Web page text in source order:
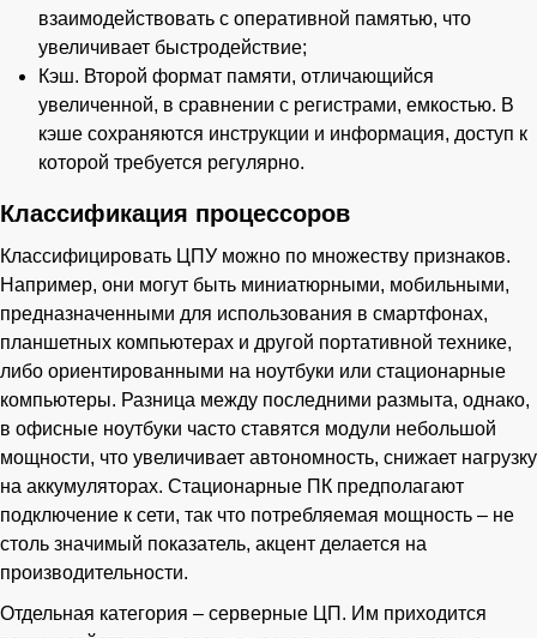
взаимодействовать с оперативной памятью, что
увеличивает быстродействие;
Кэш. Второй формат памяти, отличающийся
увеличенной, в сравнении с регистрами, емкостью. В
кэше сохраняются инструкции и информация, доступ к
которой требуется регулярно.
Классификация процессоров
Классифицировать ЦПУ можно по множеству признаков.
Например, они могут быть миниатюрными, мобильными,
предназначенными для использования в смартфонах,
планшетных компьютерах и другой портативной технике,
либо ориентированными на ноутбуки или стационарные
компьютеры. Разница между последними размыта, однако,
в офисные ноутбуки часто ставятся модули небольшой
мощности, что увеличивает автономность, снижает нагрузку
на аккумуляторах. Стационарные ПК предполагают
подключение к сети, так что потребляемая мощность – не
столь значимый показатель, акцент делается на
производительности.
Отдельная категория – серверные ЦП. Им приходится